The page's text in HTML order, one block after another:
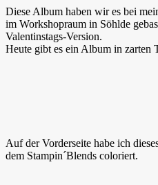
Diese Album haben wir es bei
im Workshopraum in Söhlde
Valentinstags-Version.
Heute gibt es ein Album in zarten
Auf der Vorderseite habe ich
dem Stampin´Blends coloriert.